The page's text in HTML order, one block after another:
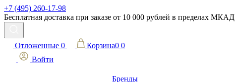
+7 (495) 260-17-98
Бесплатная доставка при заказе от 10 000 рублей в пределах МКАД
Отложенные 0 Корзина0 0
Войти
Бренды